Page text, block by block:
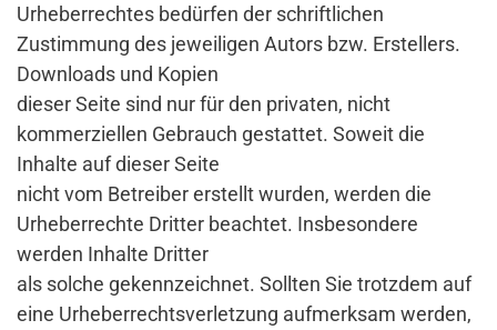
Urheberrechtes bedürfen der schriftlichen
Zustimmung des jeweiligen Autors bzw. Erstellers.
Downloads und Kopien
dieser Seite sind nur für den privaten, nicht
kommerziellen Gebrauch gestattet. Soweit die
Inhalte auf dieser Seite
nicht vom Betreiber erstellt wurden, werden die
Urheberrechte Dritter beachtet. Insbesondere
werden Inhalte Dritter
als solche gekennzeichnet. Sollten Sie trotzdem auf
eine Urheberrechtsverletzung aufmerksam werden,